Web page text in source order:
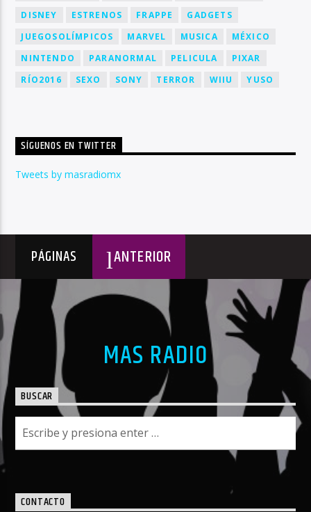
DISNEY
ESTRENOS FRAPPE
GADGETS
JUEGOSOLÍMPICOS
MARVEL MUSICA
MÉXICO
NINTENDO
PARANORMAL PELICULA
PIXAR
RÍO2016
SEXO SONY TERROR WIIU YUSO
SÍGUENOS EN TWITTER
Tweets by masradiomx
PÁGINAS ANTERIOR
MAS RADIO
BUSCAR
CONTACTO